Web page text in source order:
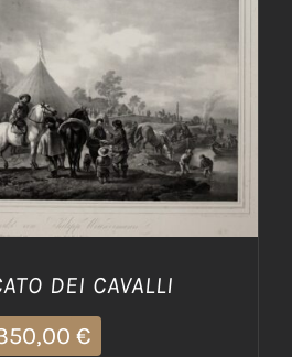
CARRELLO DETTAGLI
DEI CAVALLI
€